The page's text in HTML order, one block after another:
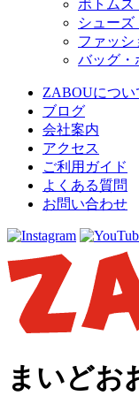
ボトムス
シューズ
ファッシ
バッグ・
ZABOUについ
ブログ
会社案内
アクセス
ご利用ガイド
よくある質問
お問い合わせ
まいどお